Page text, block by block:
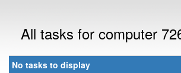
All tasks for computer
No tasks to display